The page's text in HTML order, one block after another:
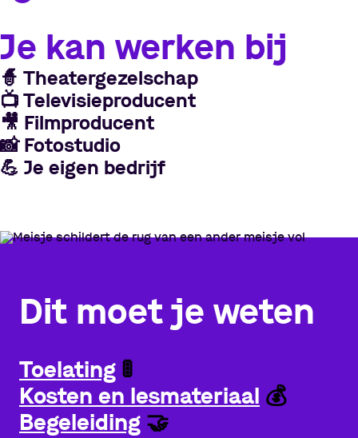
Je kan werken bij
🧙 Theatergezelschap
📺 Televisieproducent
🎥 Filmproducent
📸Fotostudio
💪 Je eigen bedrijf
Dit moet je weten
Toelating 🚦
Kosten en lesmateriaal 💰
Begeleiding 🤝